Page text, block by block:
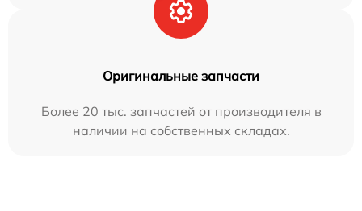
Оригинальные запчасти
Более 20 тыс. запчастей от производителя в
наличии на собственных складах.